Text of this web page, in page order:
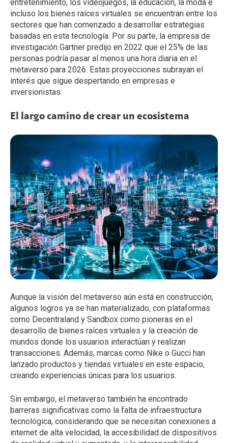
entretenimiento, los videojuegos, la educación, la moda e
incluso los bienes raíces virtuales se encuentran entre los
sectores que han comenzado a desarrollar estrategias
basadas en esta tecnología. Por su parte, la empresa de
investigación Gartner predijo en 2022 que el 25% de las
personas podría pasar al menos una hora diaria en el
metaverso para 2026. Estas proyecciones subrayan el
interés que sigue despertando en empresas e
inversionistas.
El largo camino de crear un ecosistema
Aunque la visión del metaverso aún está en construcción,
algunos logros ya se han materializado, con plataformas
como Decentraland y Sandbox como pioneras en el
desarrollo de bienes raíces virtuales y la creación de
mundos donde los usuarios interactúan y realizan
transacciones. Además, marcas como Nike o Gucci han
lanzado productos y tiendas virtuales en este espacio,
creando experiencias únicas para los usuarios.
Sin embargo, el metaverso también ha encontrado
barreras significativas como la falta de infraestructura
tecnológica, considerando que se necesitan conexiones a
internet de alta velocidad, la accesibilidad de dispositivos